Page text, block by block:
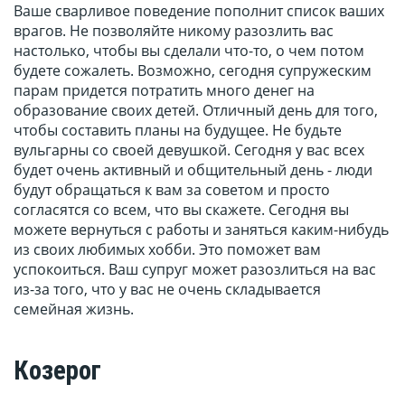
Ваше сварливое поведение пополнит список ваших
врагов. Не позволяйте никому разозлить вас
настолько, чтобы вы сделали что-то, о чем потом
будете сожалеть. Возможно, сегодня супружеским
парам придется потратить много денег на
образование своих детей. Отличный день для того,
чтобы составить планы на будущее. Не будьте
вульгарны со своей девушкой. Сегодня у вас всех
будет очень активный и общительный день - люди
будут обращаться к вам за советом и просто
согласятся со всем, что вы скажете. Сегодня вы
можете вернуться с работы и заняться каким-нибудь
из своих любимых хобби. Это поможет вам
успокоиться. Ваш супруг может разозлиться на вас
из-за того, что у вас не очень складывается
семейная жизнь.
Козерог